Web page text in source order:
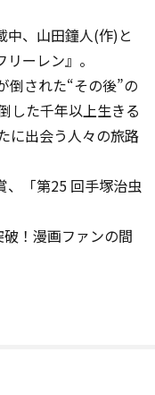
中、山田鐘人(作)と
ーレン』。
倒された“その後”の
した千年以上生きる
に出会う人々の旅路
、「第25 回手塚治虫
！漫画ファンの間